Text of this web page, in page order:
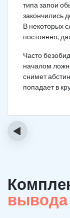
типа запои
закончились
В некоторых
постоянно,
Часто
началом
снимет
попадает в
‹
вывода